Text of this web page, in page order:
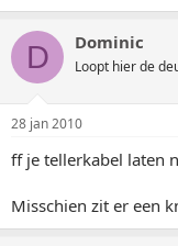
D Dominic
Loopt hier de
28 jan 2010
ff je tellerkabel laten
Misschien zit er een